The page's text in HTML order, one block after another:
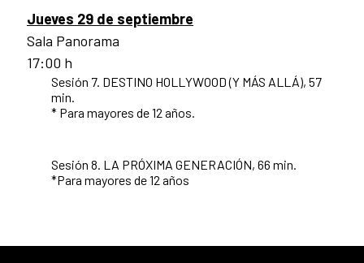
Jueves 29 de septiembre
Sala Panorama
17:00 h
Sesión 7. DESTINO HOLLYWOOD (Y MÁS ALLÁ), 57
min.
* Para mayores de 12 años.
Sesión 8. LA PRÓXIMA GENERACIÓN, 66 min.
*Para mayores de 12 años